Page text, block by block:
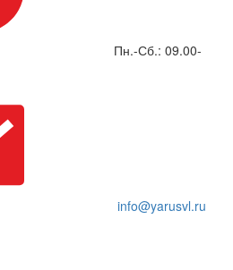
Пн.-Сб.: 09.00-
info@yarusvl.ru